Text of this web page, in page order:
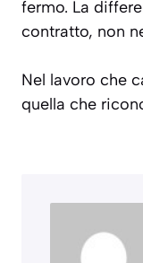
fermo. La
contratto, non
Nel lavoro che
quella che